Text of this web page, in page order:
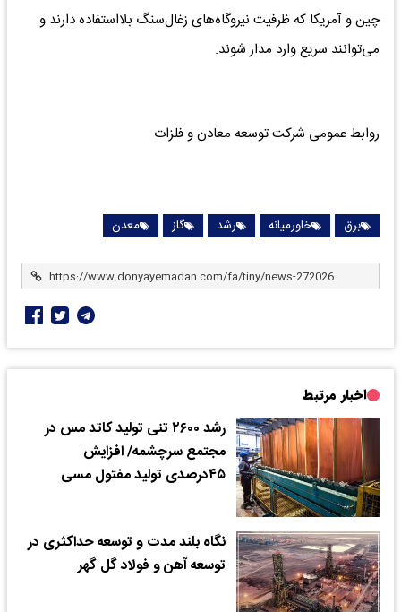
چین و آمریکا که ظرفیت نیروگاه‌های زغال‌سنگ بلااستفاده دارند و
می‌توانند سریع وارد مدار شوند.
روابط عمومی شرکت توسعه معا‌دن و فلزات
برق خاورمیانه رشد گاز معدن
اخبار مرتبط
رشد ۲۶۰۰ تنی تولید کاتد مس در
مجتمع سرچشمه/ افزایش
۴۵درصدی تولید مفتول مسی
نگاه بلند مدت و توسعه حداکثری در
توسعه آهن و فولاد گل گهر